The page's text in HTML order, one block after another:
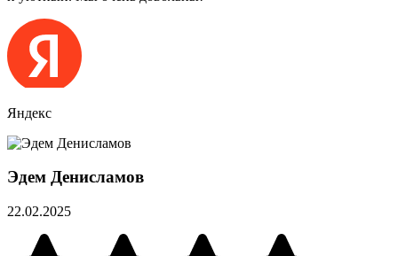
Яндекс
Эдем Денисламов
22.02.2025